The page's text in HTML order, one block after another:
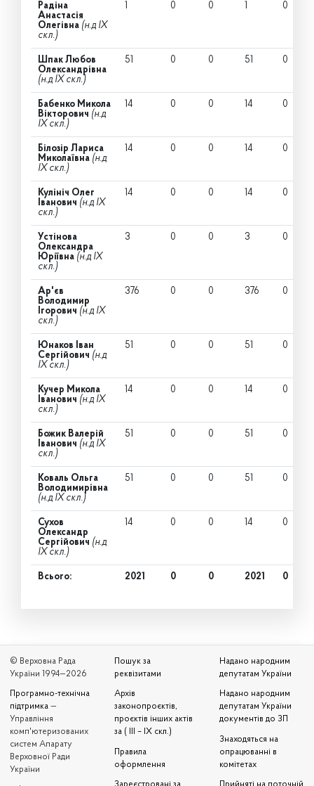
Радіна
Анастасія
Олегівна (н.д IX
скл.)
1 0 0 1 0
Шпак Любов
Олександрівна
(н.д IX скл.)
51 0 0 51 0
Бабенко Микола
Вікторович (н.д
IX скл.)
14 0 0 14 0
Білозір Лариса
Миколаївна (н.д
IX скл.)
14 0 0 14 0
Кулініч Олег
Іванович (н.д IX
скл.)
14 0 0 14 0
Устінова
Олександра
Юріївна (н.д IX
скл.)
3 0 0 3 0
Ар'єв
Володимир
Ігорович (н.д IX
скл.)
376 0 0 376 0
Юнаков Іван
Сергійович (н.д
IX скл.)
51 0 0 51 0
Кучер Микола
Іванович (н.д IX
скл.)
14 0 0 14 0
Божик Валерій
Іванович (н.д IX
скл.)
51 0 0 51 0
Коваль Ольга
Володимирівна
(н.д IX скл.)
51 0 0 51 0
Сухов
Олександр
Сергійович (н.д
IX скл.)
14 0 0 14 0
Всього: 2021 0 0 2021 0
© Верховна Рада
України 1994—2026
Програмно-технічна
підтримка —
Управління
комп'ютеризованих
систем Апарату
Верховної Ради
України
Пошук за
реквізитами
Архів
законопроєктів,
проєктів інших актів
за ( III – IX скл.)
Правила
оформлення
Надано народним
депутатам України
Надано народним
депутатам України
документів до ЗП
Знаходяться на
опрацюванні в
комітетах